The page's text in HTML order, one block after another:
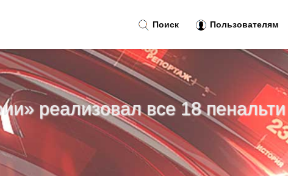
реализовал все 18 пенальти
Поиск Пользователям